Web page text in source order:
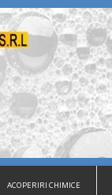
ACOPERIRI CHIMICE